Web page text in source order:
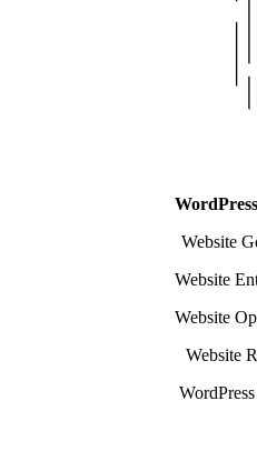
Website
Website
Website
Website